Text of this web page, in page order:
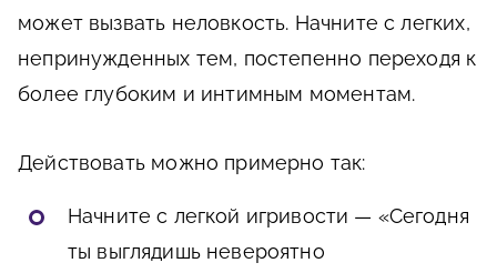
может вызвать неловкость. Начните с легких,
непринужденных тем, постепенно переходя к
более глубоким и интимным моментам.
Действовать можно примерно так:
Начните с легкой игривости — «Сегодня
ты выглядишь невероятно